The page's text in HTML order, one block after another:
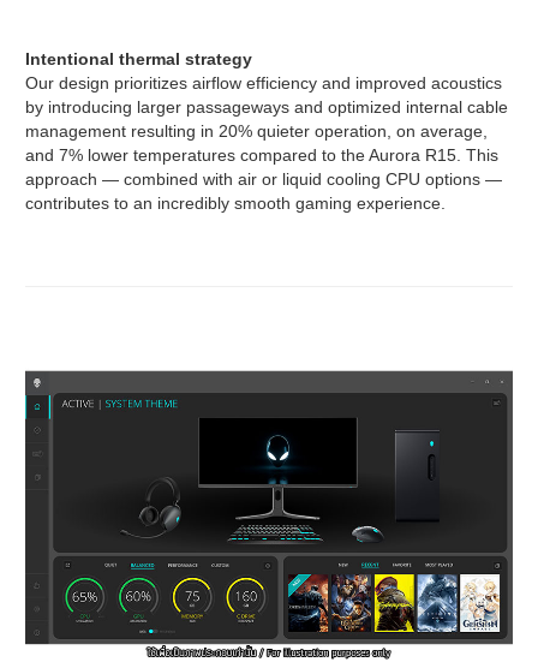
Intentional thermal strategy
Our design prioritizes airflow efficiency and improved acoustics
by introducing larger passageways and optimized internal cable
management resulting in 20% quieter operation, on average,
and 7% lower temperatures compared to the Aurora R15. This
approach — combined with air or liquid cooling CPU options —
contributes to an incredibly smooth gaming experience.